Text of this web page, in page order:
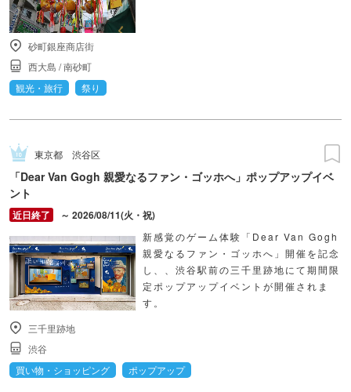
砂町銀座商店街
西大島 /南砂町
観光・旅行
祭り
東京都 渋谷区
「Dear Van Gogh 親愛なるファン・ゴッホへ」ポップアップイベ
ント
～ 2026/08/11(火・祝)
新感覚のゲーム体験「Dear Van Gogh
親愛なるファン・ゴッホへ」開催を記念
し、、渋谷駅前の三千里跡地にて期間限
定ポップアップイベントが開催されま
す。
三千里跡地
渋谷
買い物・ショッピング
ポップアップ